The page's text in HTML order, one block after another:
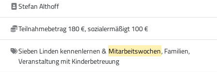
Stefan Althoff
Teilnahmebetrag 180 €, sozialermäßigt 100 €
Sieben Linden kennenlernen & Mitarbeitswochen, Familien,
Veranstaltung mit Kinderbetreuung